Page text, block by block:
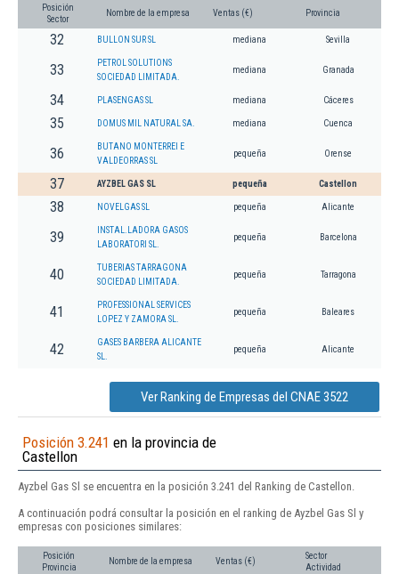
Posición
Sector
Nombre de la empresa Ventas (€) Provincia
32 BULLON SUR SL mediana Sevilla
33
PETROL SOLUTIONS
SOCIEDAD LIMITADA.
mediana Granada
34 PLASENGAS SL mediana Cáceres
35 DOMUS MIL NATURAL SA. mediana Cuenca
36
BUTANO MONTERREI E
VALDEORRAS SL
pequeña Orense
37 AYZBEL GAS SL pequeña Castellon
38 NOVELGAS SL pequeña Alicante
39
INSTAL.LADORA GASOS
LABORATORI SL.
pequeña Barcelona
40
TUBERIAS TARRAGONA
SOCIEDAD LIMITADA.
pequeña Tarragona
41
PROFESSIONAL SERVICES
LOPEZ Y ZAMORA SL.
pequeña Baleares
42
GASES BARBERA ALICANTE
SL.
pequeña Alicante
Ver Ranking de Empresas del CNAE 3522
Posición 3.241 en la provincia de
Castellon
Ayzbel Gas Sl se encuentra en la posición 3.241 del Ranking de Castellon.
A continuación podrá consultar la posición en el ranking de Ayzbel Gas Sl y
empresas con posiciones similares:
Posición
Provincia
Nombre de la empresa Ventas (€)
Sector
Actividad